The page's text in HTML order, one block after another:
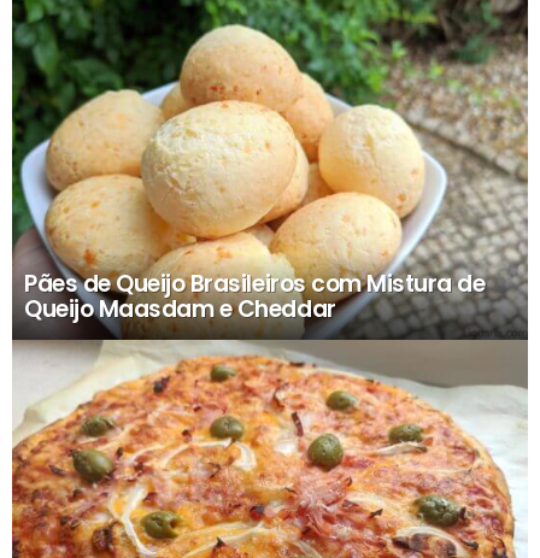
Pães de Queijo Brasileiros com Mistura de
Queijo Maasdam e Cheddar